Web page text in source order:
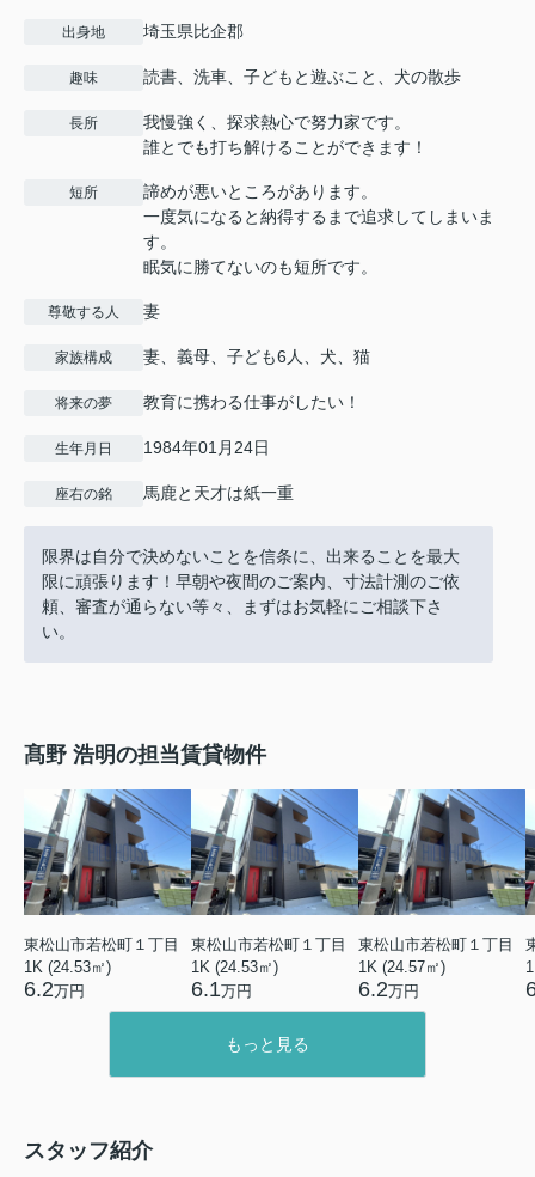
出身地 埼玉県比企郡
趣味 読書、洗車、子どもと遊ぶこと、犬の散歩
長所
我慢強く、探求熱心で努力家です。
誰とでも打ち解けることができます！
短所
諦めが悪いところがあります。
一度気になると納得するまで追求してしまいま
す。
眠気に勝てないのも短所です。
尊敬する人 妻
家族構成 妻、義母、子ども6人、犬、猫
将来の夢 教育に携わる仕事がしたい！
生年月日 1984年01月24日
座右の銘 馬鹿と天才は紙一重
限界は自分で決めないことを信条に、出来ることを最大
限に頑張ります！早朝や夜間のご案内、寸法計測のご依
頼、審査が通らない等々、まずはお気軽にご相談下さ
い。
髙野 浩明の担当賃貸物件
東松山市若松町１丁目
1K (24.53㎡)
6.2万円
東松山市若松町１丁目
1K (24.53㎡)
6.1万円
東松山市若松町１丁目
1K (24.57㎡)
6.2万円
もっと見る
スタッフ紹介